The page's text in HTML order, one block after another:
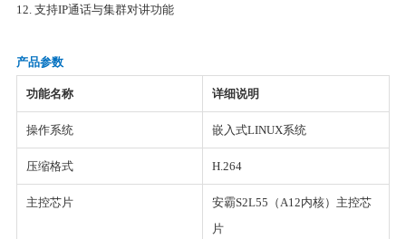
12. 支持IP通话与集群对讲功能
产品参数
功能名称 详细说明
操作系统 嵌入式LINUX系统
压缩格式 H.264
主控芯片
安霸S2L55（A12内核）主控芯
片